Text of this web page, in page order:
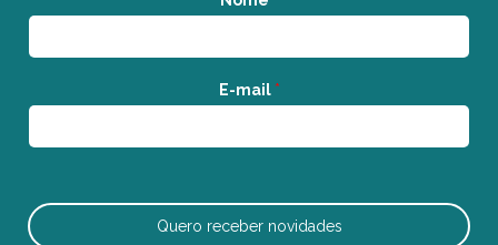
E-mail *
Quero receber novidades